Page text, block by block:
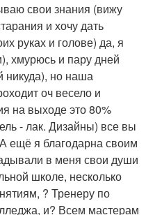
свои знания (вижу
и хочу дать
руках и голове) да, я
хмурюсь и пару дней
никуда), но наша
оч весело и
на выходе это 80%
- лак. Дизайны) все вы
ещё я благодарна своим
в меня свои души
школе, несколько
? Тренеру по
и? Всем мастерам